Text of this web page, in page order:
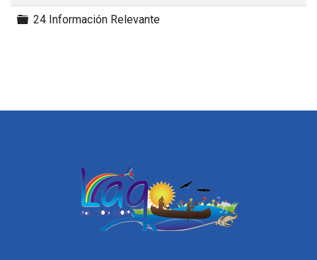
Carpeta
24 Información Relevante